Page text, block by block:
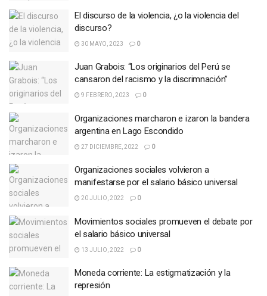
El discurso de la violencia, ¿o la violencia del
discurso?
30 MAYO, 2023 0
Juan Grabois: “Los originarios del Perú se
cansaron del racismo y la discrimnación”
9 FEBRERO, 2023 0
Organizaciones marcharon e izaron la bandera
argentina en Lago Escondido
27 DICIEMBRE, 2022 0
Organizaciones sociales volvieron a
manifestarse por el salario básico universal
20 JULIO, 2022 0
Movimientos sociales promueven el debate por
el salario básico universal
13 JULIO, 2022 0
Moneda corriente: La estigmatización y la
represión